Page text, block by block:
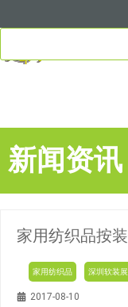
新闻资讯
家用纺织品按
家用纺织品 深圳软装展
2017-08-10